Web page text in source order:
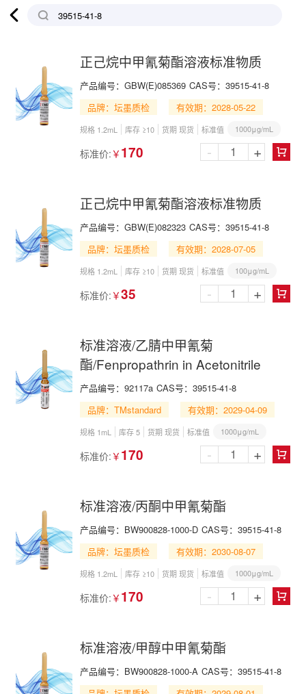

正己烷中甲氰菊酯溶液标准物质
产品编号： GBW(E)085369 CAS号： 39515-41-8
品牌：坛墨质检
有效期：2028-05-22
规格 1.2mL 库存 ≥10 货期 现货 标准值 1000μg/mL
标准价: ￥ 170 
- +
正己烷中甲氰菊酯溶液标准物质
产品编号： GBW(E)082323 CAS号： 39515-41-8
品牌：坛墨质检
有效期：2028-07-05
规格 1.2mL 库存 ≥10 货期 现货 标准值 100μg/mL
标准价: ￥35 
- +
标准溶液/乙腈中甲氰菊
酯/Fenpropathrin in Acetonitrile
产品编号： 92117a CAS号： 39515-41-8
品牌：TMstandard
有效期：2029-04-09
规格 1mL 库存 5 货期 现货 标准值 1000μg/mL
标准价: ￥ 170 
- +
标准溶液/丙酮中甲氰菊酯
产品编号： BW900828-1000-D CAS号： 39515-41-8
品牌：坛墨质检
有效期：2030-08-07
规格 1.2mL 库存 ≥10 货期 现货 标准值 1000μg/mL
标准价: ￥ 170 
- +
标准溶液/甲醇中甲氰菊酯
产品编号： BW900828-1000-A CAS号： 39515-41-8